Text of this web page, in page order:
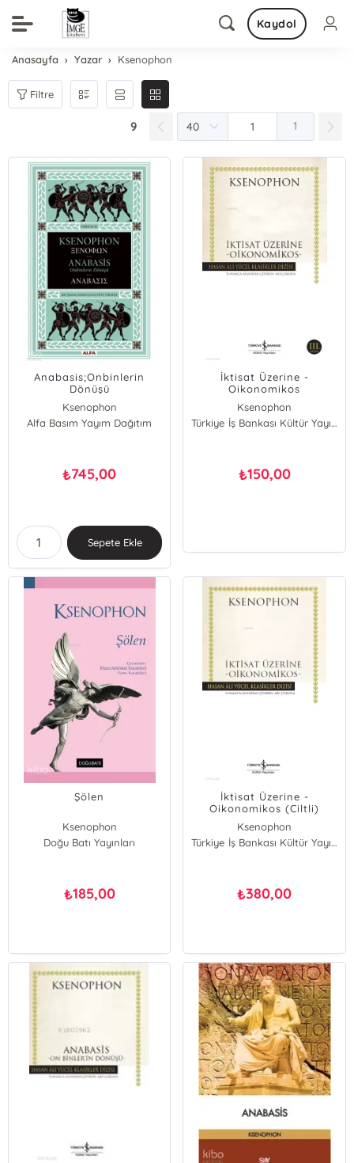
Kaydol
Anasayfa Yazar Ksenophon
Filtre
9 1
Anabasis;Onbinlerin
Dönüşü
Ksenophon
Alfa Basım Yayım Dağıtım
₺745,00
Sepete Ekle
İktisat Üzerine -
Oikonomikos
Ksenophon
Türkiye İş Bankası Kültür Yayınları
₺150,00
Şölen
Ksenophon
Doğu Batı Yayınları
₺185,00
İktisat Üzerine -
Oikonomikos (Ciltli)
Ksenophon
Türkiye İş Bankası Kültür Yayınları
₺380,00